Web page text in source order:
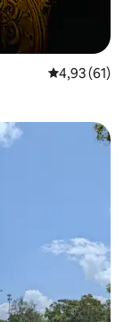
Średnia
4,93 (61)